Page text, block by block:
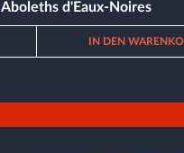
Aboleths d'Eaux-Noires
IN DEN